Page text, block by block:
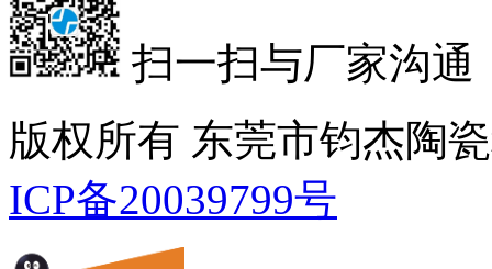
扫一扫与厂家沟通
版权所有 东莞市钧杰
ICP备20039799号